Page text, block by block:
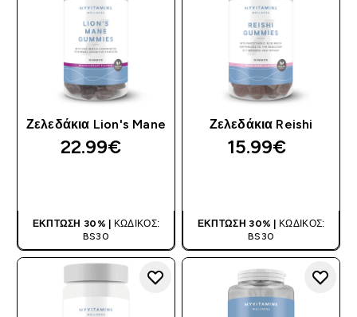
Ζελεδάκια Lion's Mane
22.99€‎
ΈΚΠΤΩΣΗ 30% |
ΚΩΔΙΚΌΣ:
BS30
Ζελεδάκια Reishi
15.99€‎
ΈΚΠΤΩΣΗ 30% |
ΚΩΔΙΚΌΣ:
BS30